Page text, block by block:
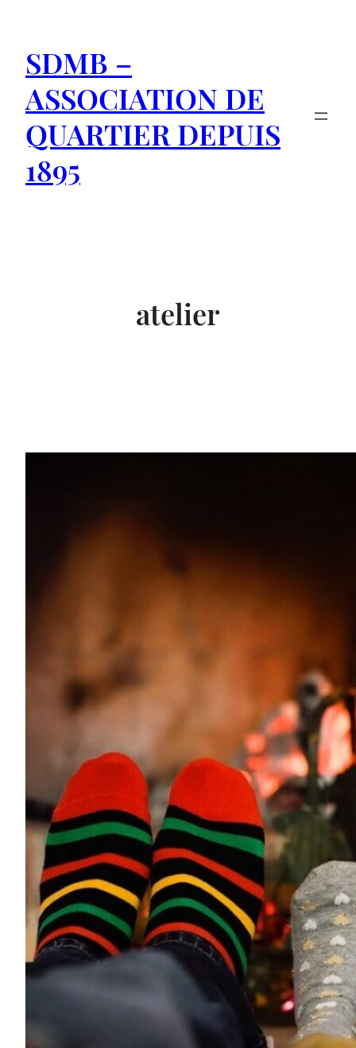
contenu
SDMB –
ASSOCIATION DE
QUARTIER DEPUIS
1895
atelier